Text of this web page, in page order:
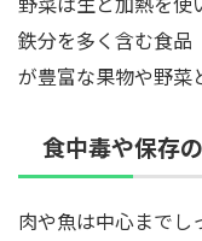
鉄分を多く含む食品
が豊富な果物や野菜
食中毒や保存
肉や魚は中心まで